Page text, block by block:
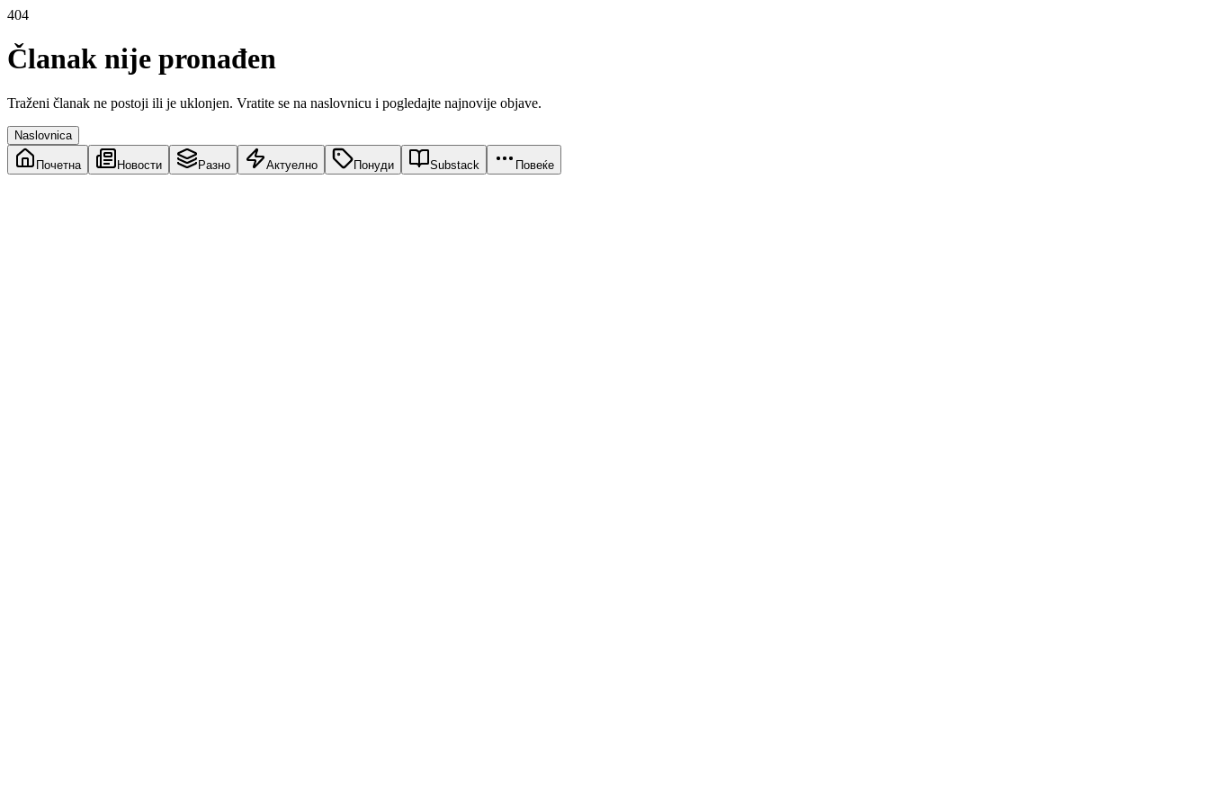
404
Članak nije pronađen
Traženi članak ne postoji ili je uklonjen. Vratite se na naslovnicu i pogledajte najnovije objave.
Naslovnica
Почетна Новости Разно Актуелно Понуди Substack Повеќе